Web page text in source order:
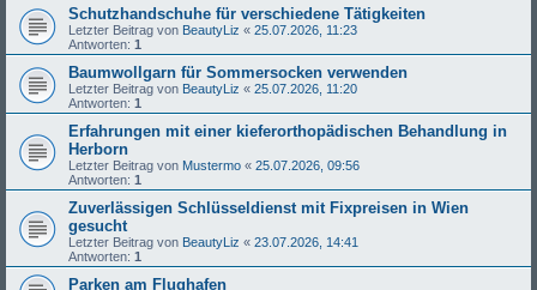
Schutzhandschuhe für verschiedene Tätigkeiten
Letzter Beitrag von BeautyLiz « 25.07.2026, 11:23
Antworten: 1
Baumwollgarn für Sommersocken verwenden
Letzter Beitrag von BeautyLiz « 25.07.2026, 11:20
Antworten: 1
Erfahrungen mit einer kieferorthopädischen Behandlung in
Herborn
Letzter Beitrag von Mustermo « 25.07.2026, 09:56
Antworten: 1
Zuverlässigen Schlüsseldienst mit Fixpreisen in Wien
gesucht
Letzter Beitrag von BeautyLiz « 23.07.2026, 14:41
Antworten: 1
Parken am Flughafen